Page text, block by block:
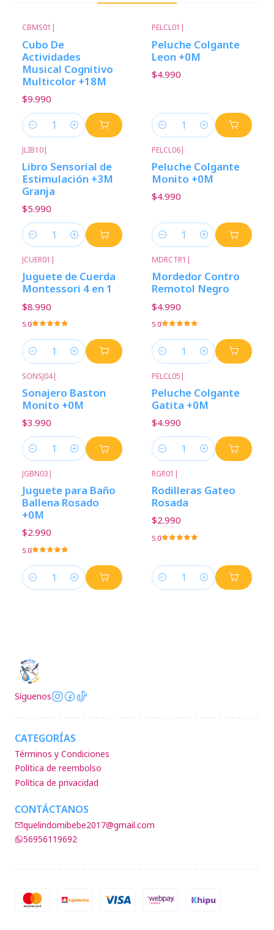
CBMS01 |
Cubo De
Actividades
Musical Cognitivo
Multicolor +18M
$9.990
Cantidad
PELCL01 |
Peluche Colgante
Leon +0M
$4.990
Cantidad
JLIB10|
Libro Sensorial de
Estimulación +3M
Granja
$5.990
Cantidad
PELCL06|
Peluche Colgante
Monito +0M
$4.990
Cantidad
JCUER01 |
Juguete de Cuerda
Montessori 4 en 1
$8.990
5.0
Cantidad
MDRCTR1 |
Mordedor Contro
Remotol Negro
$4.990
5.0
Cantidad
SONSJ04|
Sonajero Baston
Monito +0M
$3.990
Cantidad
PELCL05 |
Peluche Colgante
Gatita +0M
$4.990
Cantidad
JGBN03 |
Juguete para Baño
Ballena Rosado
+0M
$2.990
5.0
Cantidad
RGR01 |
Rodilleras Gateo
Rosada
$2.990
5.0
Cantidad
Síguenos
CATEGORÍAS
Términos y Condiciones
Política de reembolso
Política de privacidad
CONTÁCTANOS
quelindomibebe2017@gmail.com
56956119692